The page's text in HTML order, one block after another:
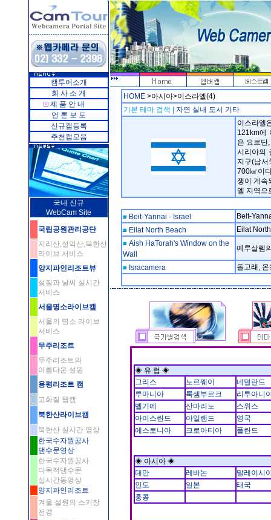
캠투어소개
회 사 소 개
제 품 안 내
언 론 보 도
신규캠등록
추천캠모음
국내 신규
WebCam Site
국립공원관리공단
지리산,설악산,북한산
라이브 서비스
양지파인리조트뷰
설질과 날씨 실시간
서비스
서울명소라이브캠
서울의 명소 라이브
서비스
무주리조트
무주리조트의
아름다운 설원
용평리조트 캠
고화질 웹캠
북한산라이브캠
북한산 실시간 영상
한국수자원공사
댐수문영상
한국수자원공사
다목적댐수문
실시간동영상
양지파인리조트
겨울 설원의 스키장
전경
HOME>아시아>이스라엘(4)
기본 테마 검색 |
자연 실내 도시
기타
이스라엘
121km에
은 요르단
시리아의
지구(남
700㎢이
쟁이 계속
엘 지역으
Beit-Yannai - Israel
Beit-
Eilat North Beach
Eilat
Aish HaTorah's Window on the
Wall
예루살렘
Isracamera 돌고래,
◈ 유 럽 ◈
그리스
노르웨이
네덜란드
루마니아
룩셈부르크
리투아니
벨기에
산마리노
스위스
아이스란드
아일랜드
영국
에스토니아
크로아티아 폴란드
◈ 아시아 ◈
대만
레바논
말레이시
인도
일본
태국
홍콩